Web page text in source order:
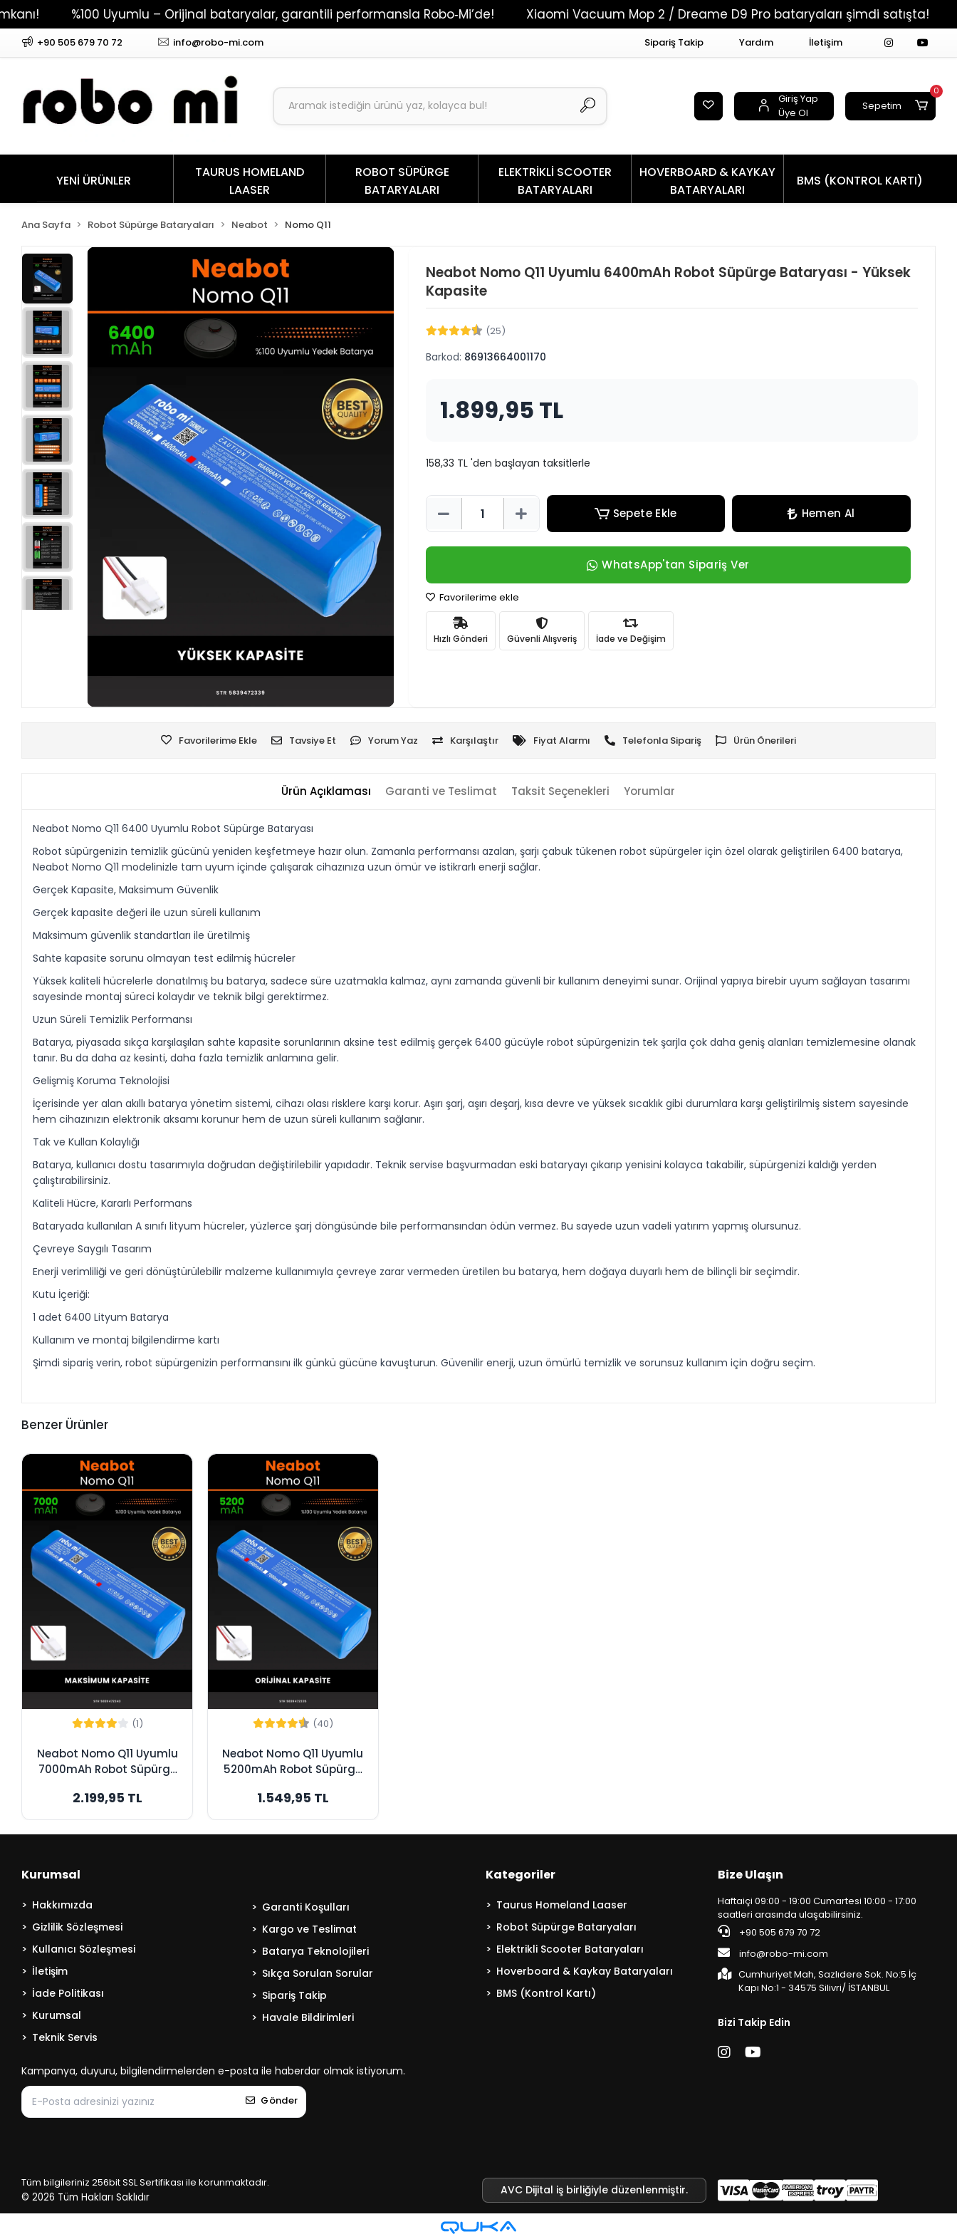
%100 Uyumlu – Orijinal bataryalar, garantili performansla Robo‑Mi’de! Xiaomi Vacuum Mop 2 / Dreame D9 Pro bataryaları şimdi satışta! Tüm
+90 505 679 70 72 info@robo-mi.com Sipariş Takip Yardım İletişim
Giriş Yap
Üye Ol
Sepetim
0
YENİ ÜRÜNLER
TAURUS HOMELAND
LAASER
ROBOT SÜPÜRGE
BATARYALARI
ELEKTRİKLİ SCOOTER
BATARYALARI
HOVERBOARD & KAYKAY
BATARYALARI
BMS (KONTROL KARTI)
Ana Sayfa Robot Süpürge Bataryaları Neabot Nomo Q11
Neabot Nomo Q11 Uyumlu 6400mAh Robot Süpürge Bataryası - Yüksek
Kapasite
(25)
Barkod: 86913664001170
1.899,95 TL
158,33 TL 'den başlayan taksitlerle
Sepete Ekle Hemen Al
WhatsApp'tan Sipariş Ver
Favorilerime ekle
Hızlı Gönderi Güvenli Alışveriş İade ve Değişim
Favorilerime Ekle Tavsiye Et Yorum Yaz Karşılaştır Fiyat Alarmı Telefonla Sipariş Ürün Önerileri
Ürün Açıklaması Garanti ve Teslimat Taksit Seçenekleri Yorumlar
Neabot Nomo Q11 6400 Uyumlu Robot Süpürge Bataryası
Robot süpürgenizin temizlik gücünü yeniden keşfetmeye hazır olun. Zamanla performansı azalan, şarjı çabuk tükenen robot süpürgeler için özel olarak geliştirilen 6400 batarya,
Neabot Nomo Q11 modelinizle tam uyum içinde çalışarak cihazınıza uzun ömür ve istikrarlı enerji sağlar.
Gerçek Kapasite, Maksimum Güvenlik
Gerçek kapasite değeri ile uzun süreli kullanım
Maksimum güvenlik standartları ile üretilmiş
Sahte kapasite sorunu olmayan test edilmiş hücreler
Yüksek kaliteli hücrelerle donatılmış bu batarya, sadece süre uzatmakla kalmaz, aynı zamanda güvenli bir kullanım deneyimi sunar. Orijinal yapıya birebir uyum sağlayan tasarımı
sayesinde montaj süreci kolaydır ve teknik bilgi gerektirmez.
Uzun Süreli Temizlik Performansı
Batarya, piyasada sıkça karşılaşılan sahte kapasite sorunlarının aksine test edilmiş gerçek 6400 gücüyle robot süpürgenizin tek şarjla çok daha geniş alanları temizlemesine olanak
tanır. Bu da daha az kesinti, daha fazla temizlik anlamına gelir.
Gelişmiş Koruma Teknolojisi
İçerisinde yer alan akıllı batarya yönetim sistemi, cihazı olası risklere karşı korur. Aşırı şarj, aşırı deşarj, kısa devre ve yüksek sıcaklık gibi durumlara karşı geliştirilmiş sistem sayesinde
hem cihazınızın elektronik aksamı korunur hem de uzun süreli kullanım sağlanır.
Tak ve Kullan Kolaylığı
Batarya, kullanıcı dostu tasarımıyla doğrudan değiştirilebilir yapıdadır. Teknik servise başvurmadan eski bataryayı çıkarıp yenisini kolayca takabilir, süpürgenizi kaldığı yerden
çalıştırabilirsiniz.
Kaliteli Hücre, Kararlı Performans
Bataryada kullanılan A sınıfı lityum hücreler, yüzlerce şarj döngüsünde bile performansından ödün vermez. Bu sayede uzun vadeli yatırım yapmış olursunuz.
Çevreye Saygılı Tasarım
Enerji verimliliği ve geri dönüştürülebilir malzeme kullanımıyla çevreye zarar vermeden üretilen bu batarya, hem doğaya duyarlı hem de bilinçli bir seçimdir.
Kutu İçeriği:
1 adet 6400 Lityum Batarya
Kullanım ve montaj bilgilendirme kartı
Şimdi sipariş verin, robot süpürgenizin performansını ilk günkü gücüne kavuşturun. Güvenilir enerji, uzun ömürlü temizlik ve sorunsuz kullanım için doğru seçim.
Benzer Ürünler
(1)
Neabot Nomo Q11 Uyumlu
7000mAh Robot Süpürge
Kapasite
2.199,95 TL
(40)
Neabot Nomo Q11 Uyumlu
5200mAh Robot Süpürge
Kapasite
1.549,95 TL
Kurumsal
Hakkımızda
Gizlilik Sözleşmesi
Kullanıcı Sözleşmesi
İletişim
İade Politikası
Kurumsal
Teknik Servis
Garanti Koşulları
Kargo ve Teslimat
Batarya Teknolojileri
Sıkça Sorulan Sorular
Sipariş Takip
Havale Bildirimleri
Kampanya, duyuru, bilgilendirmelerden e-posta ile haberdar olmak istiyorum.
Gönder
Kategoriler
Taurus Homeland Laaser
Robot Süpürge Bataryaları
Elektrikli Scooter Bataryaları
Hoverboard & Kaykay Bataryaları
BMS (Kontrol Kartı)
Bize Ulaşın
Haftaiçi 09:00 - 19:00 Cumartesi 10:00 - 17:00
saatleri arasında ulaşabilirsiniz.
+90 505 679 70 72
info@robo-mi.com
Cumhuriyet Mah, Sazlıdere Sok. No:5 İç
Kapı No:1 - 34575 Silivri/ İSTANBUL
Bizi Takip Edin
Tüm bilgileriniz 256bit SSL Sertifikası ile korunmaktadır.
© 2026 Tüm Hakları Saklıdır
AVC Dijital iş birliğiyle düzenlenmiştir.